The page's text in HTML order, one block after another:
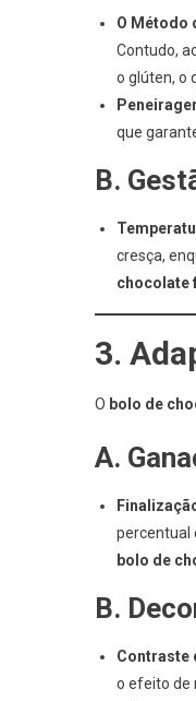
O Método
Contudo,
o glúten, o
que
B.
cresça,
chocolate
3.
O bolo de
A.
percentual
bolo de
B.
Contraste
o efeito de